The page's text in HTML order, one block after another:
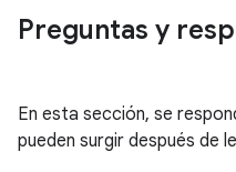
Preguntas y
En esta sección, se
pueden surgir después de